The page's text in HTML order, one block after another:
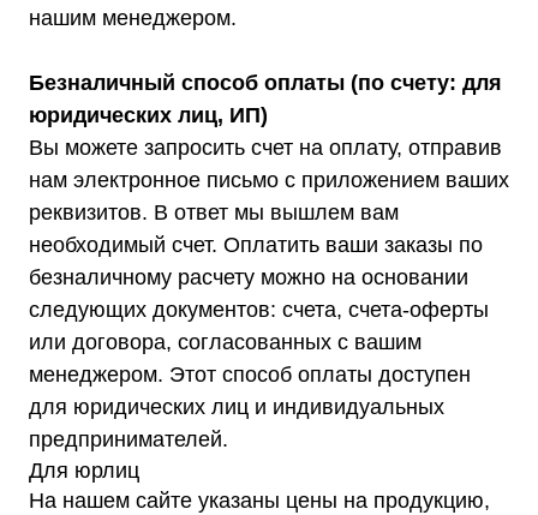
нашим менеджером.
Безналичный способ оплаты (по счету: для
юридических лиц, ИП)
Вы можете запросить счет на оплату, отправив
нам электронное письмо с приложением ваших
реквизитов. В ответ мы вышлем вам
необходимый счет. Оплатить ваши заказы по
безналичному расчету можно на основании
следующих документов: счета, счета-оферты
или договора, согласованных с вашим
менеджером. Этот способ оплаты доступен
для юридических лиц и индивидуальных
предпринимателей.
Для юрлиц
На нашем сайте указаны цены на продукцию,
Каталог
Стабилизаторы напряжения
Однофазные стабилизаторы
Стабилизаторы три фазы в одну
Стабилизаторы для котлов Серия Термо
(Т)
Стабилизаторы инверторные ИнСтаб
Стабилизаторы серии R
Стабилизаторы в стойку Rack 19
Стабилизаторы настенные
Источники бесперебойного питания
Однофазные ИБП
ИБП постоянного тока